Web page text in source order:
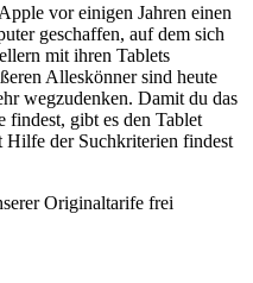
vor einigen Jahren einen
geschaffen, auf dem sich
mit ihren Tablets
Alleskönner sind heute
wegzudenken. Damit du das
findest, gibt es den Tablet
der Suchkriterien findest
Originaltarife frei